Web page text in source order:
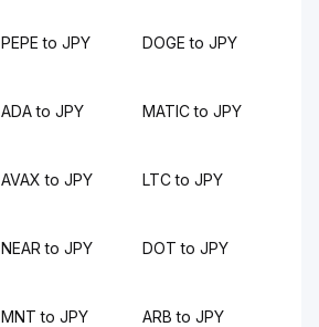
PEPE to JPY DOGE to JPY
ADA to JPY MATIC to JPY
AVAX to JPY LTC to JPY
NEAR to JPY DOT to JPY
MNT to JPY ARB to JPY